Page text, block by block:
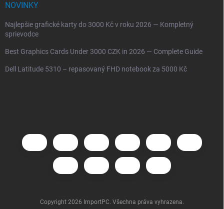
NOVINKY
Najlepšie grafické karty do 3000 Kč v roku 2026 — Kompletný
sprievodce
Best Graphics Cards Under 3000 CZK in 2026 — Complete Guide
Dell Latitude 5310 – repasovaný FHD notebook za 5000 Kč
Copyright 2026 ImportPC. Všechna práva vyhrazena.